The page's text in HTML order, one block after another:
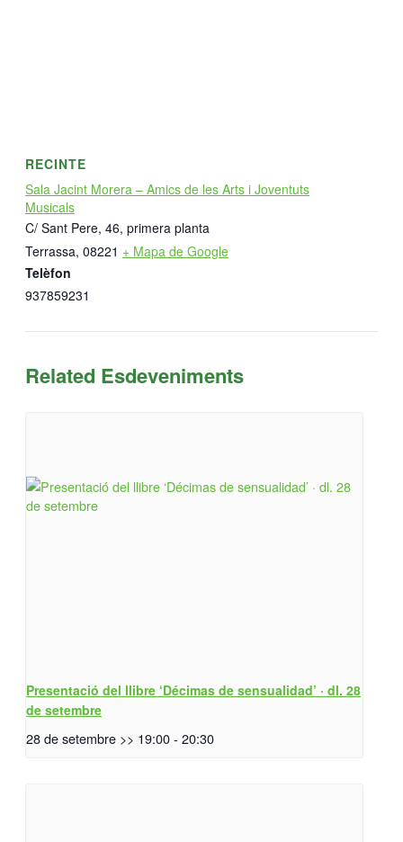
RECINTE
Sala Jacint Morera – Amics de les Arts i Joventuts
Musicals
C/ Sant Pere, 46, primera planta
Terrassa, 08221 + Mapa de Google
Telèfon
937859231
Related Esdeveniments
Presentació del llibre ‘Décimas de sensualidad’ · dl. 28
de setembre
28 de setembre >> 19:00- 20:30